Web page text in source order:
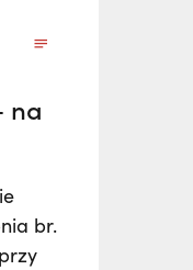
na
br.